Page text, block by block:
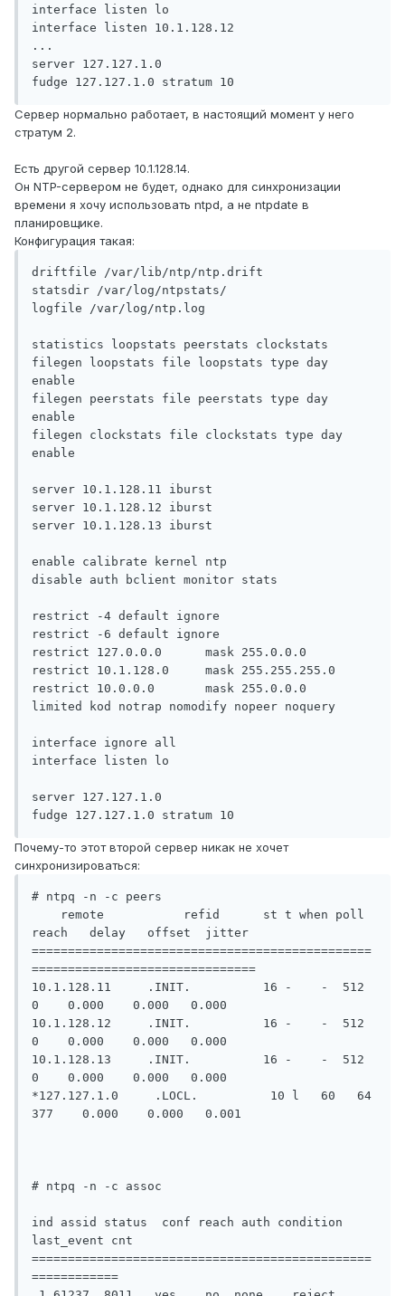
interface listen lo
interface listen 10.1.128.12
...
server 127.127.1.0
Сервер нормально работает, в настоящий момент у него
стратум 2.
Есть другой сервер 10.1.128.14.
Он NTP-сервером не будет, однако для синхронизации
времени я хочу использовать ntpd, а не ntpdate в
планировщике.
Конфигурация такая:
driftfile /var/lib/ntp/ntp.drift
statsdir /var/log/ntpstats/
logfile /var/log/ntp.log
statistics loopstats peerstats clockstats
filegen loopstats file loopstats type day
enable
filegen peerstats file peerstats type day
enable
filegen clockstats file clockstats type day
enable
server 10.1.128.11 iburst
server 10.1.128.12 iburst
server 10.1.128.13 iburst
enable calibrate kernel ntp
disable auth bclient monitor stats
restrict -4 default ignore
restrict -6 default ignore
restrict 127.0.0.0      mask 255.0.0.0
restrict 10.1.128.0     mask 255.255.255.0
restrict 10.0.0.0       mask 255.0.0.0
limited kod notrap nomodify nopeer noquery
interface ignore all
interface listen lo
server 127.127.1.0
Почему-то этот второй сервер никак не хочет
синхронизироваться:
# ntpq -n -c peers
reach   delay   offset  jitter
===============================================
===============================
10.1.128.11     .INIT.          16 -    -  512
0    0.000    0.000   0.000
10.1.128.12     .INIT.          16 -    -  512
0    0.000    0.000   0.000
10.1.128.13     .INIT.          16 -    -  512
0    0.000    0.000   0.000
*127.127.1.0     .LOCL.          10 l   60   64
377    0.000    0.000   0.001
# ntpq -n -c assoc
ind assid status  conf reach auth condition
last_event cnt
===============================================
============